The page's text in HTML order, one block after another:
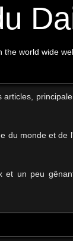
the world wide
du monde et de
et un peu